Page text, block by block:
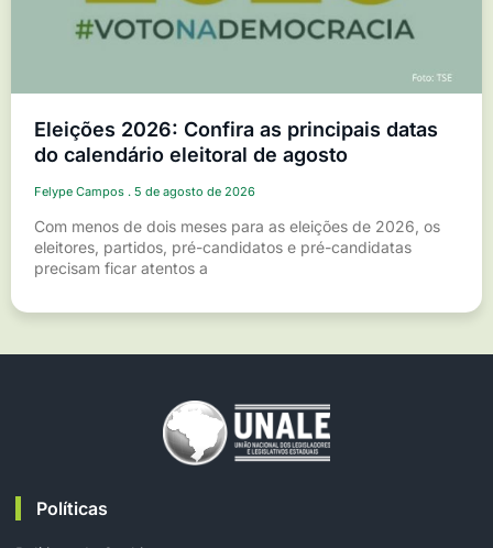
Eleições 2026: Confira as principais datas
do calendário eleitoral de agosto
Felype Campos 5 de agosto de 2026
Com menos de dois meses para as eleições de 2026, os
eleitores, partidos, pré-candidatos e pré-candidatas
precisam ficar atentos a
Políticas